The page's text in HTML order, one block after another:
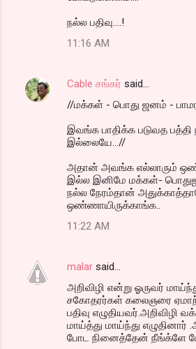
நல்ல பதிவு....!
11:16 AM
Cable சங்கர் said…
//மக்கள் - பொது ஜனம் -
இவங்க பாதிக்க படுவத
இல்லையே...//
அதான் அவங்க எல்லாரும்
இல்ல இனிமே மக்கள்-
நல்ல நேரம்தான்
ஒண்ணாயிருக்காங்க..
11:22 AM
malar said…
அறிவிழி என்று ஓருவர்
சகோதரர்கள் கலைஞரை
பதிவு எழுதியவர்.அறிவிழி
மாய்த்து மாய்ந்து எழுதினார்
போட நினைத்தேன் நீங்க்ளே